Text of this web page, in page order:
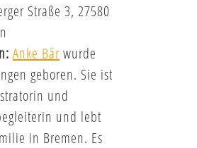
Straße 3, 27580
Anke Bärwurde
geboren. Sie ist
und
und lebt
in Bremen. Es